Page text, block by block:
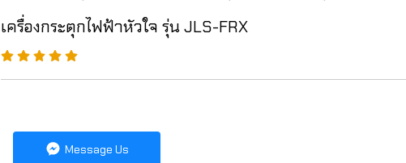
เครื่องกระตุกไฟฟ้าหัวใจ รุ่น JLS-FRX
Message Us